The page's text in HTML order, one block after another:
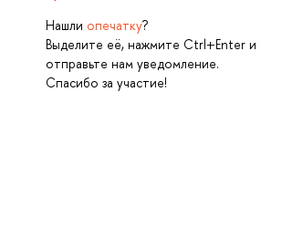
Нашли опечатку?
Выделите её, нажмите Ctrl+Enter и
отправьте нам уведомление.
Спасибо за участие!